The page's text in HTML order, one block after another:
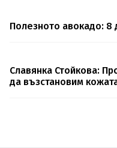
Полезното авокадо: 8
Славянка Стойкова:
да възстановим